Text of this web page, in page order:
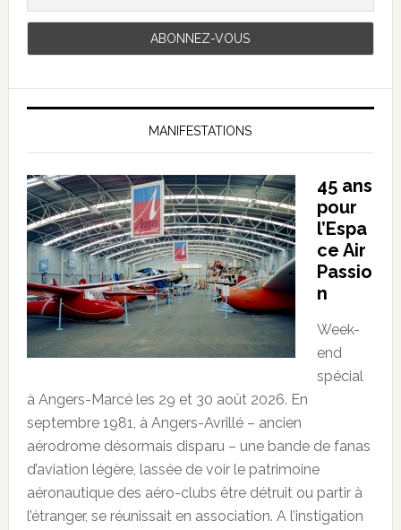
MANIFESTATIONS
45 ans
pour
l’Espa
ce Air
Passio
n
Week-
end
spécial
à Angers-Marcé les 29 et 30 août 2026. En
septembre 1981, à Angers-Avrillé – ancien
aérodrome désormais disparu – une bande de fanas
d’aviation légère, lassée de voir le patrimoine
aéronautique des aéro-clubs être détruit ou partir à
l’étranger, se réunissait en association. A l’instigation